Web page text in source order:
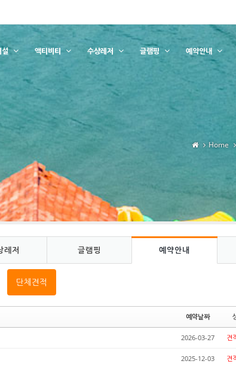
설 액티비티 수상레저 글램핑 예약안내
Home
레저 글램핑 예약안내
단체견적
예약날짜
2026-03-27 견
2025-12-03 견